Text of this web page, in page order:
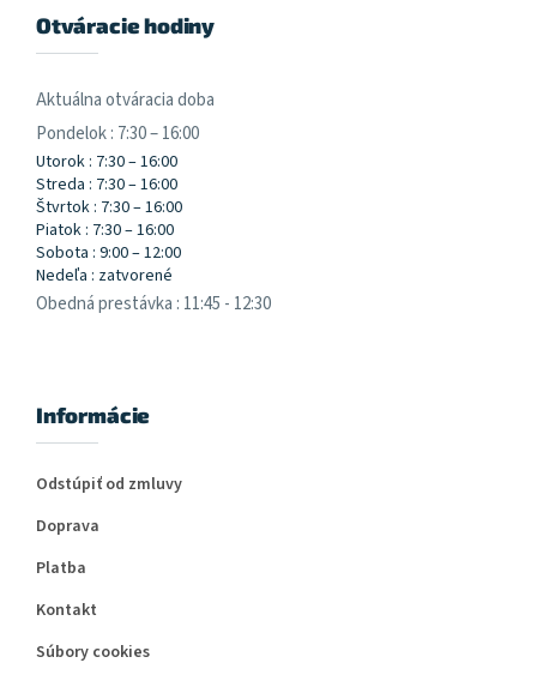
Otváracie hodiny
Aktuálna otváracia doba
Pondelok : 7:30 – 16:00
Utorok : 7:30 – 16:00
Streda : 7:30 – 16:00
Štvrtok : 7:30 – 16:00
Piatok : 7:30 – 16:00
Sobota : 9:00 – 12:00
Nedeľa : zatvorené
Obedná prestávka : 11:45 - 12:30
Informácie
Odstúpiť od zmluvy
Doprava
Platba
Kontakt
Súbory cookies